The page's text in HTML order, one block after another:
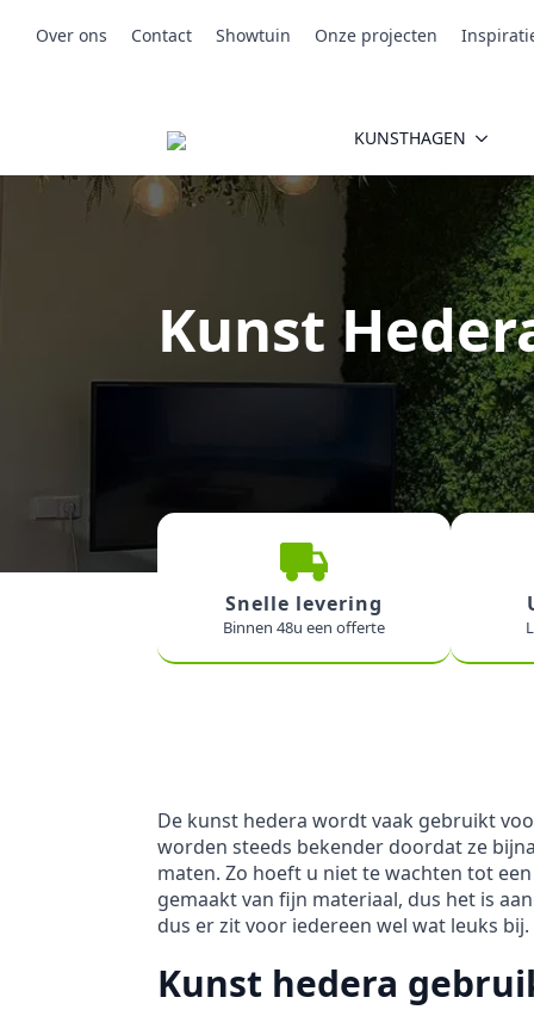
Over ons Contact Showtuin Onze projecten
KUNSTHAGEN
Kunst
Snelle levering
Binnen 48u een offerte
De kunst hedera wordt vaak gebruikt
worden steeds bekender doordat ze
maten. Zo hoeft u niet te wachten tot
gemaakt van fijn materiaal, dus het is
dus er zit voor iedereen wel wat leuks
Kunst hedera